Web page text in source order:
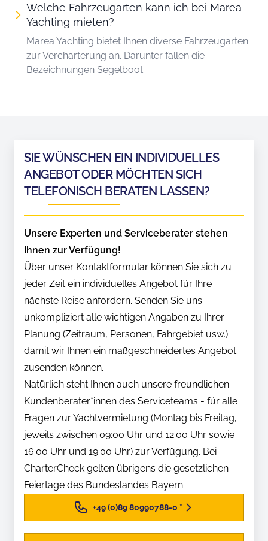
Welche Fahrzeugarten kann ich bei Marea
Yachting mieten?
Marea Yachting bietet Ihnen diverse Fahrzeugarten
zur Vercharterung an. Darunter fallen die
Bezeichnungen Segelboot
SIE WÜNSCHEN EIN INDIVIDUELLES
ANGEBOT ODER MÖCHTEN SICH
TELEFONISCH BERATEN LASSEN?
Unsere Experten und Serviceberater stehen
Ihnen zur Verfügung!
Über unser Kontaktformular können Sie sich zu
jeder Zeit ein individuelles Angebot für Ihre
nächste Reise anfordern. Senden Sie uns
unkompliziert alle wichtigen Angaben zu Ihrer
Planung (Zeitraum, Personen, Fahrgebiet usw.)
damit wir Ihnen ein maßgeschneidertes Angebot
zusenden können.
Natürlich steht Ihnen auch unsere freundlichen
Kundenberater*innen des Serviceteams - für alle
Fragen zur Yachtvermietung (Montag bis Freitag,
jeweils zwischen 09:00 Uhr und 12:00 Uhr sowie
16:00 Uhr und 19:00 Uhr) zur Verfügung. Bei
CharterCheck gelten übrigens die gesetzlichen
Feiertage des Bundeslandes Bayern.
+49 (0)89 80990788-0 *